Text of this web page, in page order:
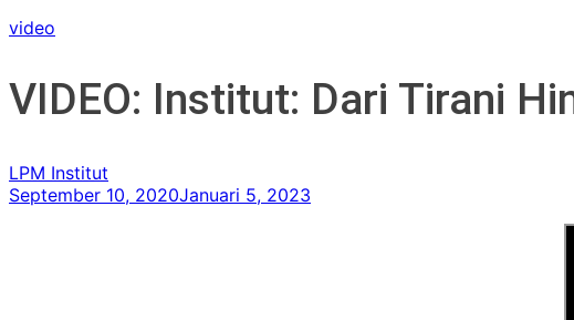
video
VIDEO: Institut: Dari Tirani
LPM Institut
September 10, 2020Januari 5, 2023